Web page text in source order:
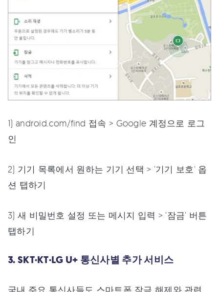
1) android.com/find 접속 > Google 계정으로 로그
인
2) 기기 목록에서 원하는 기기 선택 > '기기 보호' 옵
션 탭하기
3) 새 비밀번호 설정 또는 메시지 입력 > '잠금' 버튼
탭하기
3. SKT·KT·LG U+ 통신사별 추가 서비스
국내 주요 통신사들도 스마트폰 잠금 해제와 관련